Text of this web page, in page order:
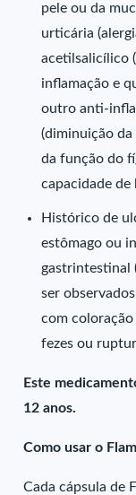
pele ou da
urticária
acetilsalicílico
inflamação e
outro anti-
(diminuição
da função do
capacidade de
Histórico de
estômago ou
gastrintestinal
ser
com
fezes ou
Este
12 anos.
Como usar o
Cada cápsula de